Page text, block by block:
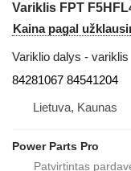
Variklis FPT
Kaina pagal
Variklio dalys - variklis
84281067 84541204
Lietuva, Kaunas
Power Parts Pro